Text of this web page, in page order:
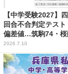
【中学受験2027】
回合不合判定テスト
偏差値…筑駒74・桜
2026.7.10